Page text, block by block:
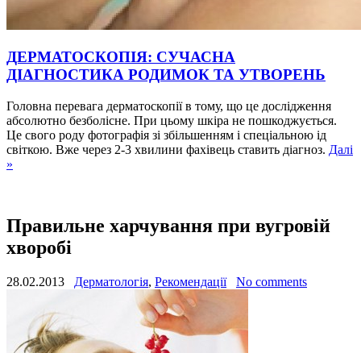
ДЕРМАТОСКОПІЯ: СУЧАСНА
ДІАГНОСТИКА РОДИМОК ТА УТВОРЕНЬ
Головна перевага дерматоскопії в тому, що це дослідження
абсолютно безболісне. При цьому шкіра не пошкоджується.
Це свого роду фотографія зі збільшенням і спеціальною ід
світкою. Вже через 2-3 хвилини фахівець ставить діагноз. Далі
»
Правильне харчування при вугровій
хворобі
28.02.2013 Дерматологія, Рекомендації No comments